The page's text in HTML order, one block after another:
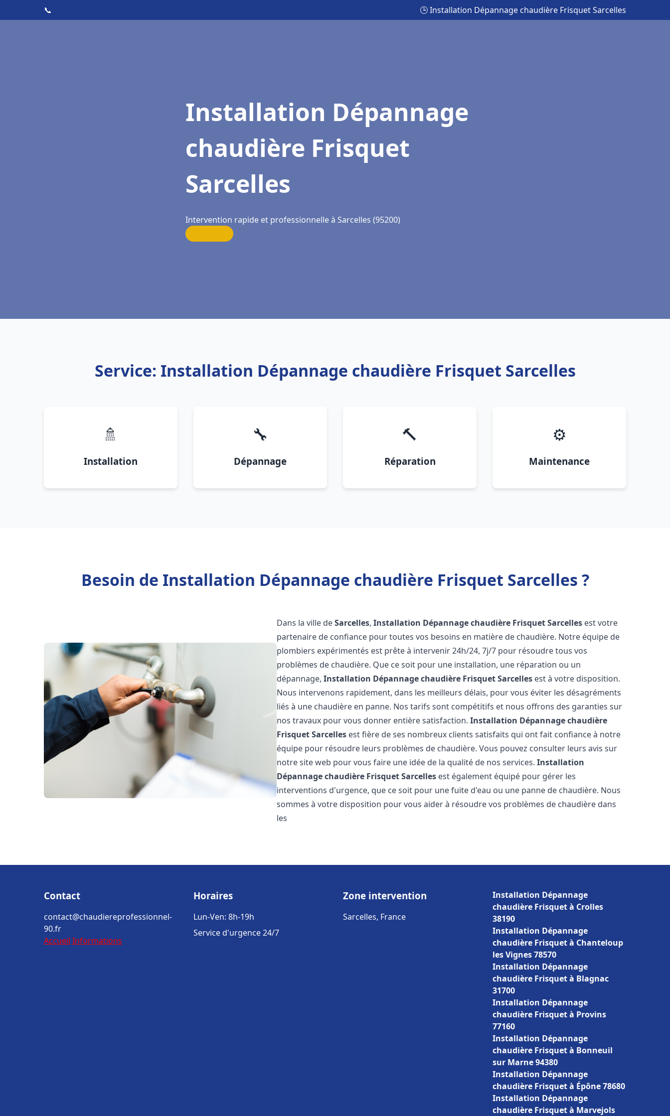
📞 🕒 Installation Dépannage chaudière Frisquet Sarcelles
Installation Dépannage
chaudière Frisquet
Sarcelles
Intervention rapide et professionnelle à Sarcelles (95200)
Service: Installation Dépannage chaudière Frisquet Sarcelles
🚿
Installation
🔧
Dépannage
🔨
Réparation
⚙️
Maintenance
Besoin de Installation Dépannage chaudière Frisquet Sarcelles ?
Dans la ville deSarcelles,Installation Dépannage chaudière FrisquetSarcelles est votre
partenaire de confiance pour toutes vos besoins en matière de chaudière. Notre équipe de
plombiers expérimentés est prête à intervenir 24h/24, 7j/7 pour résoudre tous vos
problèmes de chaudière. Que ce soit pour une installation, une réparation ou un
dépannage,Installation Dépannage chaudière FrisquetSarcelles est à votre disposition.
Nous intervenons rapidement, dans les meilleurs délais, pour vous éviter les désagréments
liés à une chaudière en panne. Nos tarifs sont compétitifs et nous offrons des garanties sur
nos travaux pour vous donner entière satisfaction.Installation Dépannage chaudière
FrisquetSarcelles est fière de ses nombreux clients satisfaits qui ont fait confiance à notre
équipe pour résoudre leurs problèmes de chaudière. Vous pouvez consulter leurs avis sur
notre site web pour vous faire une idée de la qualité de nos services.Installation
Dépannage chaudière FrisquetSarcelles est également équipé pour gérer les
interventions d'urgence, que ce soit pour une fuite d'eau ou une panne de chaudière. Nous
sommes à votre disposition pour vous aider à résoudre vos problèmes de chaudière dans
les
Contact
contact@chaudiereprofessionnel-
90.fr
Accueil Informations
Horaires
Lun-Ven: 8h-19h
Service d'urgence 24/7
Zone intervention
Sarcelles, France
Installation Dépannage
chaudière Frisquet à Crolles
38190
Installation Dépannage
chaudière Frisquet à Chanteloup
les Vignes 78570
Installation Dépannage
chaudière Frisquet à Blagnac
31700
Installation Dépannage
chaudière Frisquet à Provins
77160
Installation Dépannage
chaudière Frisquet à Bonneuil
sur Marne 94380
Installation Dépannage
chaudière Frisquet à Épône 78680
Installation Dépannage
chaudière Frisquet à Marvejols